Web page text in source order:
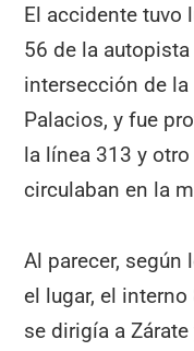
El accidente tuvo
56 de la
intersección de
Palacios, y fue
la línea 313 y
circulaban en la
Al parecer,
el lugar, el
se dirigía a